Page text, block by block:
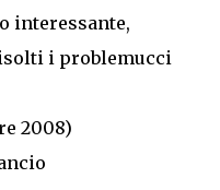
interessante,
i problemucci
2008)